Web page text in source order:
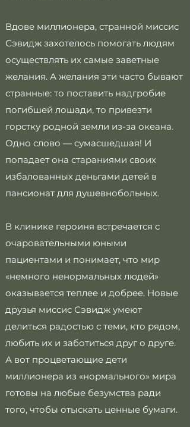
Вдове миллионера, странной миссис
Сэвидж захотелось помогать людям
осуществлять их самые заветные
желания. А желания эти часто бывают
странные: то поставить надгробие
погибшей лошади, то привезти
горстку родной земли из-за океана.
Одно слово — сумасшедшая! И
попадает она стараниями своих
избалованных деньгами детей в
пансионат для душевнобольных.
В клинике героиня встречается с
очаровательными юными
пациентами и понимает, что мир
«немного ненормальных людей»
оказывается теплее и добрее. Новые
друзья миссис Сэвидж умеют
делиться радостью с теми, кто рядом,
любить их и заботиться друг о друге.
А вот процветающие дети
миллионера из «нормального» мира
готовы на любые безумства ради
того, чтобы отыскать ценные бумаги.